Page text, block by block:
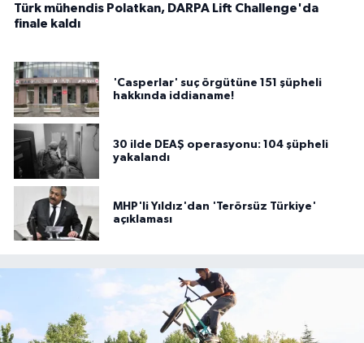
Türk mühendis Polatkan, DARPA Lift Challenge'da
finale kaldı
'Casperlar' suç örgütüne 151 şüpheli
hakkında iddianame!
30 ilde DEAŞ operasyonu: 104 şüpheli
yakalandı
MHP'li Yıldız'dan 'Terörsüz Türkiye'
açıklaması